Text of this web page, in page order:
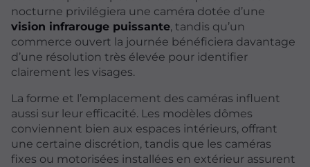
nocturne privilégiera une caméra dotée d’une
vision infrarouge puissante, tandis qu’un
commerce ouvert la journée bénéficiera davantage
d’une résolution très élevée pour identifier
clairement les visages.
La forme et l’emplacement des caméras influent
aussi sur leur efficacité. Les modèles dômes
conviennent bien aux espaces intérieurs, offrant
une certaine discrétion, tandis que les caméras
fixes ou motorisées installées en extérieur assurent